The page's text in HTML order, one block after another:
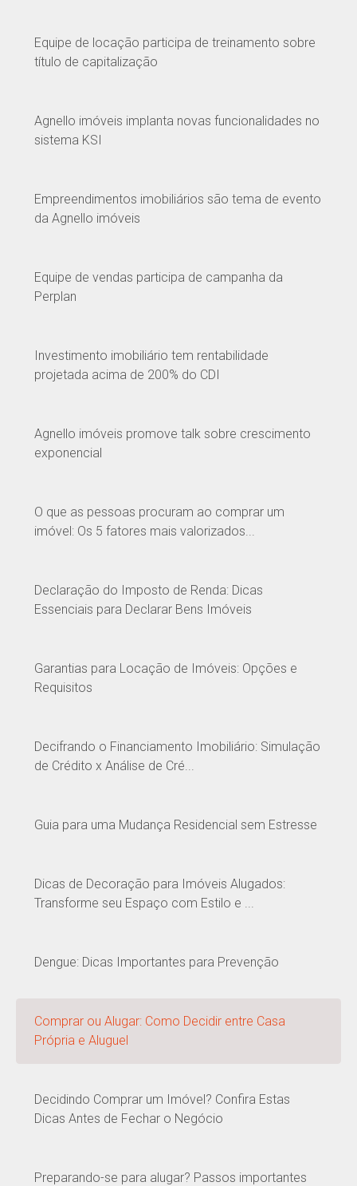
Equipe de locação participa de treinamento sobre
título de capitalização
Agnello imóveis implanta novas funcionalidades no
sistema KSI
Empreendimentos imobiliários são tema de evento
da Agnello imóveis
Equipe de vendas participa de campanha da
Perplan
Investimento imobiliário tem rentabilidade
projetada acima de 200% do CDI
Agnello imóveis promove talk sobre crescimento
exponencial
O que as pessoas procuram ao comprar um
imóvel: Os 5 fatores mais valorizados...
Declaração do Imposto de Renda: Dicas
Essenciais para Declarar Bens Imóveis
Garantias para Locação de Imóveis: Opções e
Requisitos
Decifrando o Financiamento Imobiliário: Simulação
de Crédito x Análise de Cré...
Guia para uma Mudança Residencial sem Estresse
Dicas de Decoração para Imóveis Alugados:
Transforme seu Espaço com Estilo e ...
Dengue: Dicas Importantes para Prevenção
Comprar ou Alugar: Como Decidir entre Casa
Própria e Aluguel
Decidindo Comprar um Imóvel? Confira Estas
Dicas Antes de Fechar o Negócio
Preparando-se para alugar? Passos importantes